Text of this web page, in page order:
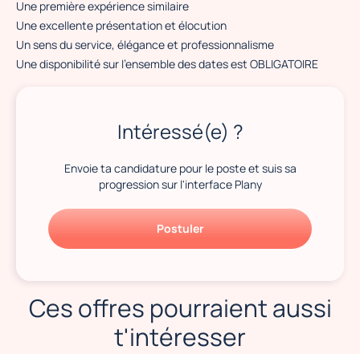
Une première expérience similaire
Une excellente présentation et élocution
Un sens du service, élégance et professionnalisme
Une disponibilité sur l'ensemble des dates est OBLIGATOIRE
Intéressé(e) ?
Envoie ta candidature pour le poste et suis sa
progression sur l'interface Plany
Postuler
Ces offres pourraient aussi
t'intéresser